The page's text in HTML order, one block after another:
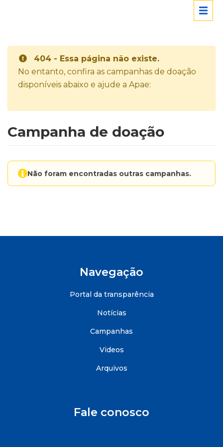
404 - Essa página não existe.
No entanto, confira as campanhas de doação
disponíveis abaixo e ajude a Apae:
Campanha de doação
Não foram encontradas outras campanhas.
Navegação
Portal da transparência
Notícias
Campanhas
Videos
Arquivos
Fale conosco